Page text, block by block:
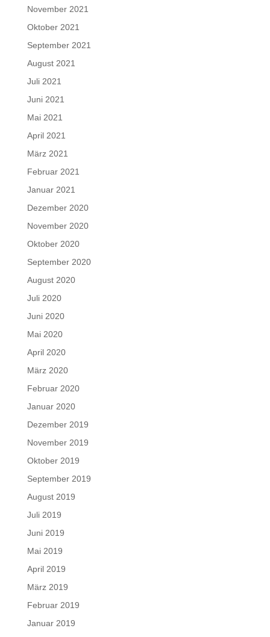
November 2021
Oktober 2021
September 2021
August 2021
Juli 2021
Juni 2021
Mai 2021
April 2021
März 2021
Februar 2021
Januar 2021
Dezember 2020
November 2020
Oktober 2020
September 2020
August 2020
Juli 2020
Juni 2020
Mai 2020
April 2020
März 2020
Februar 2020
Januar 2020
Dezember 2019
November 2019
Oktober 2019
September 2019
August 2019
Juli 2019
Juni 2019
Mai 2019
April 2019
März 2019
Februar 2019
Januar 2019